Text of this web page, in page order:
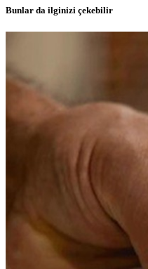
Bunlar da ilginizi çekebilir